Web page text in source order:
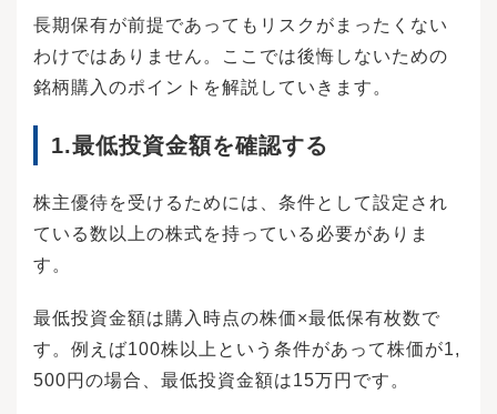
いているときは常に株価は変動しているため、
成行（なりゆき、価格を指定しないで注文する
こと）で取引をする場合は注文が確定するまで
約定価格は分かりません。なお、予め価格を指
価格と注文価格は同一です。特定の株価で取引
したい場合は、指値注文を選びましょう。株価
格のことを「底値」や「底」といいます。底値
購入することで利益を得やすくなるでしょう。
しかし、底だと思っていてもさらに値下がりす
る価格のことを指します。天井になった時点で
売却すれば、利益を最大限にできるでしょう。
上がりすることもあります。外貨に対して日本
長期保有が前提であってもリスクがまったくない
わけではありません。ここでは後悔しないための
銘柄購入のポイントを解説していきます。
1.最低投資金額を確認する
株主優待を受けるためには、条件として設定され
ている数以上の株式を持っている必要がありま
す。
最低投資金額は購入時点の株価×最低保有枚数で
す。例えば100株以上という条件があって株価が1,
500円の場合、最低投資金額は15万円です。